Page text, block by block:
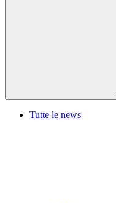
Tutte le news